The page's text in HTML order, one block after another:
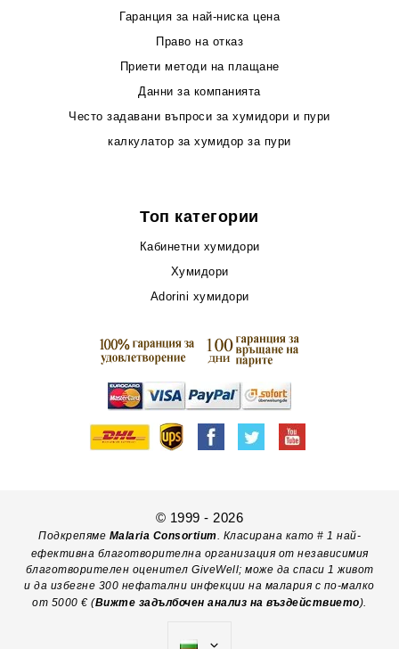
Гаранция за най-ниска цена
Право на отказ
Приети методи на плащане
Данни за компанията
Често задавани въпроси за хумидори и пури
калкулатор за хумидор за пури
Топ категории
Кабинетни хумидори
Хумидори
Adorini хумидори
© 1999 - 2026
Подкрепяме Malaria Consortium. Класирана като # 1 най-
ефективна благотворителна организация от независимия
благотворителен оценител GiveWell; може да спаси 1 живот
и да избегне 300 нефатални инфекции на малария с по-малко
от 5000 € (Вижте задълбочен анализ на въздействието).